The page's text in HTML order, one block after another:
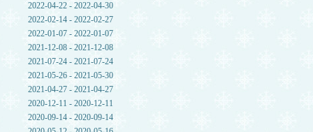
2022-04-22 - 2022-04-30
2022-02-14 - 2022-02-27
2022-01-07 - 2022-01-07
2021-12-08 - 2021-12-08
2021-07-24 - 2021-07-24
2021-05-26 - 2021-05-30
2021-04-27 - 2021-04-27
2020-12-11 - 2020-12-11
2020-09-14 - 2020-09-14